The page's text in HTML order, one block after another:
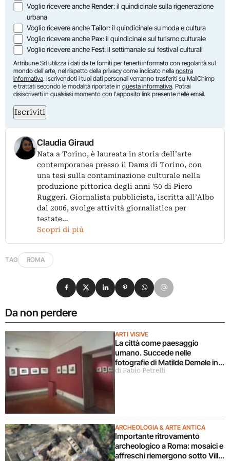
Voglio ricevere ancheRender: il quindicinale sulla rigenerazione
urbana
Voglio ricevere ancheTailor: il quindicinale su moda e cultura
Voglio ricevere anchePax: il quindicinale sul turismo culturale
Voglio ricevere ancheFest: il settimanale sui festival culturali
Artribune Srl utilizza i dati da te forniti per tenerti informato con regolarità sul
mondo dell'arte, nel rispetto della privacy come indicato nella nostra
informativa. Iscrivendoti i tuoi dati personali verranno trasferiti su MailChimp
e trattati secondo le modalità riportate in questa informativa. Potrai
disiscriverti in qualsiasi momento con l'apposito link presente nelle email.
Iscriviti
Claudia Giraud
Nata a Torino, è laureata in storia dell’arte
contemporanea presso il Dams di Torino, con
una tesi sulla contaminazione culturale nella
produzione pittorica degli anni '50 di Piero
Ruggeri. Giornalista pubblicista, iscritta all’Albo
dal 2006, svolge attività giornalistica per
testate…
Scopri di più
TAG ROMA
Da non perdere
ARTI VISIVE
La città come paesaggio
umano. Succede nelle
fotografie di Matilde Demele in
mostra a Roma
di Fabio Petrelli
ARCHEOLOGIA & ARTE ANTICA
Importante ritrovamento
archeologico a Roma: mosaici e
affreschi riemergono sotto Villa
Condividi su Facebook
Condividi su X
Condividi su LinkedIn
Condividi su Pinterest
Condividi su WhatsApp
Condividi su Email